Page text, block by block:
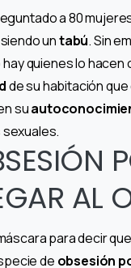
a 80
untabú. Sin
quienes lo hacen
de su habitación
su
AL
para decir
de obsesión